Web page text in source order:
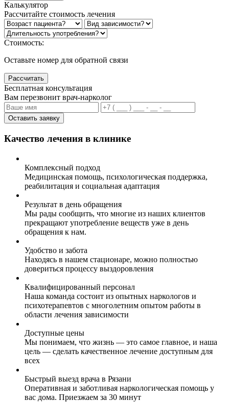
Калькулятор
Рассчитайте стоимость лечения
Стоимость:
Оставьте номер для обратной связи
Рассчитать
Бесплатная консультация
Вам перезвонит врач-нарколог
Оставить заявку
Качество лечения в клинике
Комплексный подход
Медицинская помощь, психологическая поддержка,
реабилитация и социальная адаптация
Результат в день обращения
Мы рады сообщить, что многие из наших клиентов
прекращают употребление веществ уже в день
обращения к нам.
Удобство и забота
Находясь в нашем стационаре, можно полностью
довериться процессу выздоровления
Квалифицированный персонал
Наша команда состоит из опытных наркологов и
психотерапевтов с многолетним опытом работы в
области лечения зависимости
Доступные цены
Мы понимаем, что жизнь — это самое главное, и наша
цель — сделать качественное лечение доступным для
всех
Быстрый выезд врача в Рязани
Оперативная и заботливая наркологическая помощь у
вас дома. Приезжаем за 30 минут